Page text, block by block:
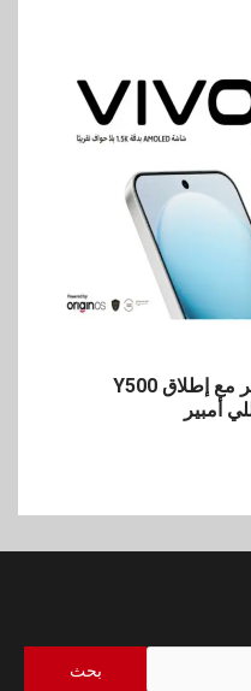
vivo تشعل المنافسة في مصر مع إطلاق Y500